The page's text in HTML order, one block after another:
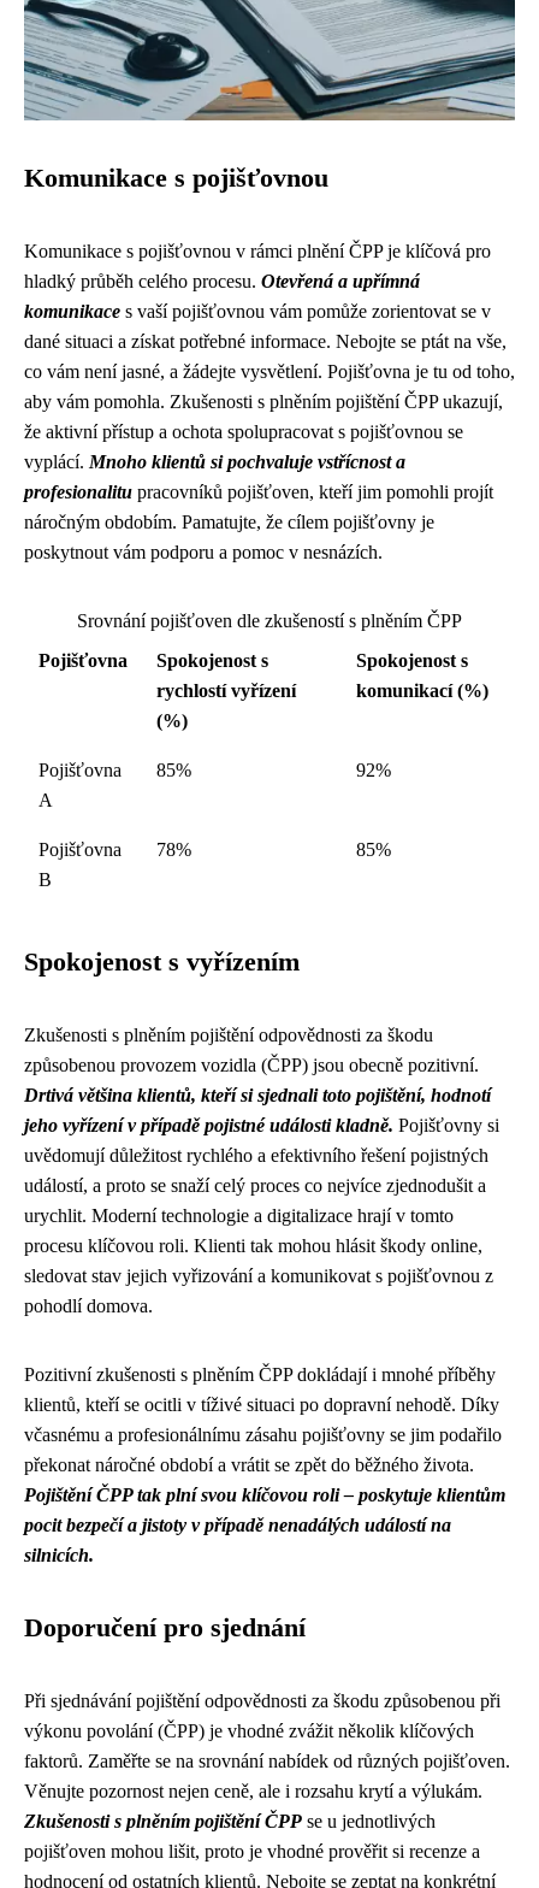
Komunikace s pojišťovnou
Komunikace s pojišťovnou v rámci plnění ČPP je klíčová pro
hladký průběh celého procesu. Otevřená a upřímná
komunikace s vaší pojišťovnou vám pomůže zorientovat se v
dané situaci a získat potřebné informace. Nebojte se ptát na vše,
co vám není jasné, a žádejte vysvětlení. Pojišťovna je tu od toho,
aby vám pomohla. Zkušenosti s plněním pojištění ČPP ukazují,
že aktivní přístup a ochota spolupracovat s pojišťovnou se
vyplácí. Mnoho klientů si pochvaluje vstřícnost a
profesionalitu pracovníků pojišťoven, kteří jim pomohli projít
náročným obdobím. Pamatujte, že cílem pojišťovny je
poskytnout vám podporu a pomoc v nesnázích.
Srovnání pojišťoven dle zkušeností s plněním ČPP
Pojišťovna
Spokojenost s
rychlostí vyřízení
(%)
Spokojenost s
komunikací (%)
Pojišťovna
A
85% 92%
Pojišťovna
B
78% 85%
Spokojenost s vyřízením
Zkušenosti s plněním pojištění odpovědnosti za škodu
způsobenou provozem vozidla (ČPP) jsou obecně pozitivní.
Drtivá většina klientů, kteří si sjednali toto pojištění, hodnotí
jeho vyřízení v případě pojistné události kladně. Pojišťovny si
uvědomují důležitost rychlého a efektivního řešení pojistných
událostí, a proto se snaží celý proces co nejvíce zjednodušit a
urychlit. Moderní technologie a digitalizace hrají v tomto
procesu klíčovou roli. Klienti tak mohou hlásit škody online,
sledovat stav jejich vyřizování a komunikovat s pojišťovnou z
pohodlí domova.
Pozitivní zkušenosti s plněním ČPP dokládají i ​​mnohé příběhy
klientů, kteří se ocitli v tíživé situaci po dopravní nehodě. Díky
včasnému a profesionálnímu zásahu pojišťovny se jim podařilo
překonat náročné období a vrátit se zpět do běžného života.
Pojištění ČPP tak plní svou klíčovou roli – poskytuje klientům
pocit bezpečí a jistoty v případě nenadálých událostí na
silnicích.
Doporučení pro sjednání
Při sjednávání pojištění odpovědnosti za škodu způsobenou při
výkonu povolání (ČPP) je vhodné zvážit několik klíčových
faktorů. Zaměřte se na srovnání nabídek od různých pojišťoven.
Věnujte pozornost nejen ceně, ale i rozsahu krytí a výlukám.
Zkušenosti s plněním pojištění ČPP se u jednotlivých
pojišťoven mohou lišit, proto je vhodné prověřit si recenze a
hodnocení od ostatních klientů. Nebojte se zeptat na konkrétní